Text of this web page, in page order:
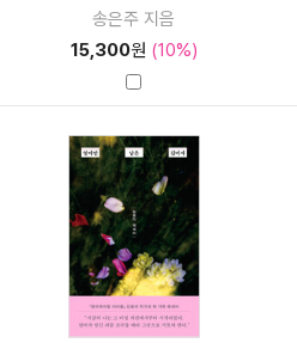
송은주 지음
15,300원 (10%)